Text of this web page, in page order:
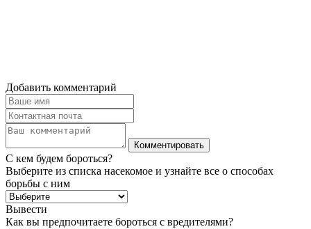
Добавить комментарий
С кем будем бороться?
Выберите из списка насекомое и узнайте все о способах
борьбы с ним
Вывести
Как вы предпочитаете бороться с вредителями?